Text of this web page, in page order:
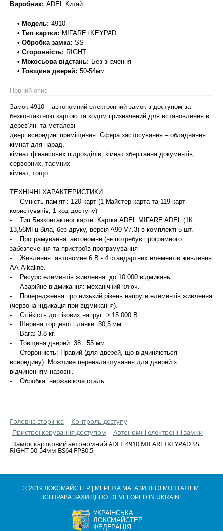
Виробник: ADEL Китай
• Модель: 4910
• Тип картки: MIFARE+KEYPAD
• Обробка замка: SS
• Сторонність: RIGHT
• Міжосьова відстань: Без значення
• Товщина дверей: 50-54мм
Повний опис
Замок 4910 – автономний електронний замок з доступом за
безконтактною картою та кодом призначений для встановлення в
дерев’яні та металеві
двері всередині приміщення. Сфера застосування – обладнання
кімнат для нарад,
кімнат фінансових підрозділів, кімнат зберігання документів,
серверних, таємних
кімнат, тощо.
ТЕХНІЧНІ ХАРАКТЕРИСТИКИ:
- Ємність пам’яті: 120 карт (1 Майстер карта та 119 карт
користувачів, 1 код доступу)
- Тип Безконтактної карти: Картка ADEL MIFARE ADEL (1К
13,56МГц біла, без друку, версія A90 V7.3) в комплекті 5 шт.
- Програмування: автономне (не потребує програмного
забезпечення та пристроїв програмування
- Живлення: автономне 6 В - 4 стандартних елементів живлення
АА Аlkaline.
- Ресурс елементів живлення: до 10 000 відмикань.
- Аварійне відмикання: механічний ключ.
- Попередження про низький рівень напруги елементів живлення
(червона індикація при відмикання).
- Стійкість до пікових напруг: > 15 000 В
- Ширина торцевої планки: 30,5 мм
- Вага: 3.8 кг.
- Товщина дверей: 38...55 мм.
- Сторонність: Правий (для дверей, що відчиняються
всередину). Можливе переналаштування для дверей з
відчиненням назовні.
- Обробка: нержавіюча сталь
Головна сторінка
Контроль доступу
Пристрої керування доступом
Автономні електронні замки
Замок картковий автономний ADEL 4910 MIFARE+KEYPAD SS
RIGHT 50-54мм BS64 FP30.5
© 2019 ЛОКСМАЙСТЕР | МЕРЕЖА МАГАЗИНІВ З МОНТАЖЕМ.
ВСІ ПРАВА ЗАХИЩЕНО. DEVELOPED IN UKRAINE
УКРАЇНСЬКА
ЛОКСМАЙСТЕР
ФЕДЕРАЦІЯ